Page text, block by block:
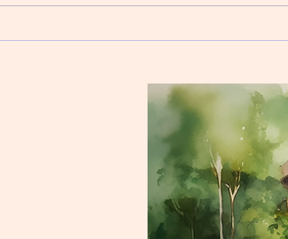
思考和感受。 同理心，非常難
的例子。形象化的，讓孩子瞭解對